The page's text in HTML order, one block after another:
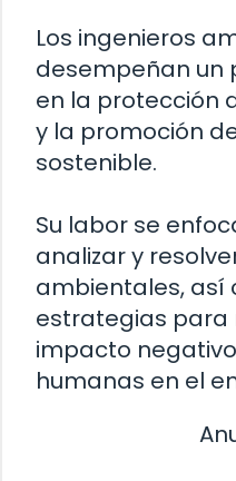
Los ingenieros
desempeñan un
en la protección
y la promoción
sostenible.
Su labor se
analizar y
ambientales, así
estrategias para
impacto
humanas en el